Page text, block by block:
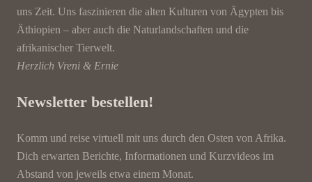
uns Zeit. Uns faszinieren die alten Kulturen von Ägypten bis
Äthiopien – aber auch die Naturlandschaften und die
afrikanischer Tierwelt.
Herzlich Vreni & Ernie
Newsletter bestellen!
Komm und reise virtuell mit uns durch den Osten von Afrika.
Dich erwarten Berichte, Informationen und Kurzvideos im
Abstand von jeweils etwa einem Monat.